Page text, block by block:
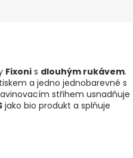
Fixoni s dlouhým rukávem.
a jedno jednobarevné s
střihem usnadňuje
jako bio produkt a splňuje